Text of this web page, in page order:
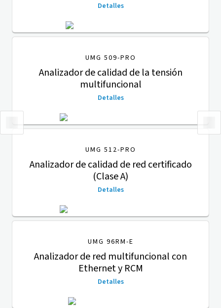
Detalles
UMG 509-PRO
Analizador de calidad de la tensión
multifuncional
Detalles
UMG 512-PRO
Analizador de calidad de red certificado
(Clase A)
Detalles
UMG 96RM-E
Analizador de red multifuncional con
Ethernet y RCM
Detalles